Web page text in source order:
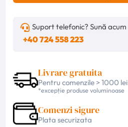
Suport telefonic? Sună acum
+40 724 558 223
Livrare gratuita
Pentru comenzile > 1000 lei
*excepție produse voluminoase
Comenzi sigure
Plata securizata